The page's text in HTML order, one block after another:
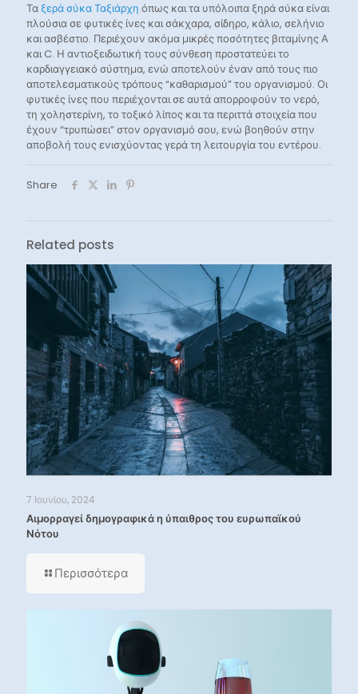
Τα ξερά σύκα Ταξιάρχη όπως και τα υπόλοιπα ξηρά σύκα είναι
πλούσια σε φυτικές ίνες και σάκχαρα, σίδηρο, κάλιο, σελήνιο
και ασβέστιο. Περιέχουν ακόμα μικρές ποσότητες βιταμίνης Α
και C. Η αντιοξειδωτική τους σύνθεση προστατεύει το
καρδιαγγειακό σύστημα, ενώ αποτελούν έναν από τους πιο
αποτελεσματικούς τρόπους “καθαρισμού” του οργανισμού. Οι
φυτικές ίνες που περιέχονται σε αυτά απορροφούν το νερό,
τη χοληστερίνη, το τοξικό λίπος και τα περιττά στοιχεία που
έχουν “τρυπώσει” στον οργανισμό σου, ενώ βοηθούν στην
αποβολή τους ενισχύοντας γερά τη λειτουργία του εντέρου.
Share
Related posts
7 Ιουνίου, 2024
Αιμορραγεί δημογραφικά η ύπαιθρος του ευρωπαϊκού
Νότου
Περισσότερα